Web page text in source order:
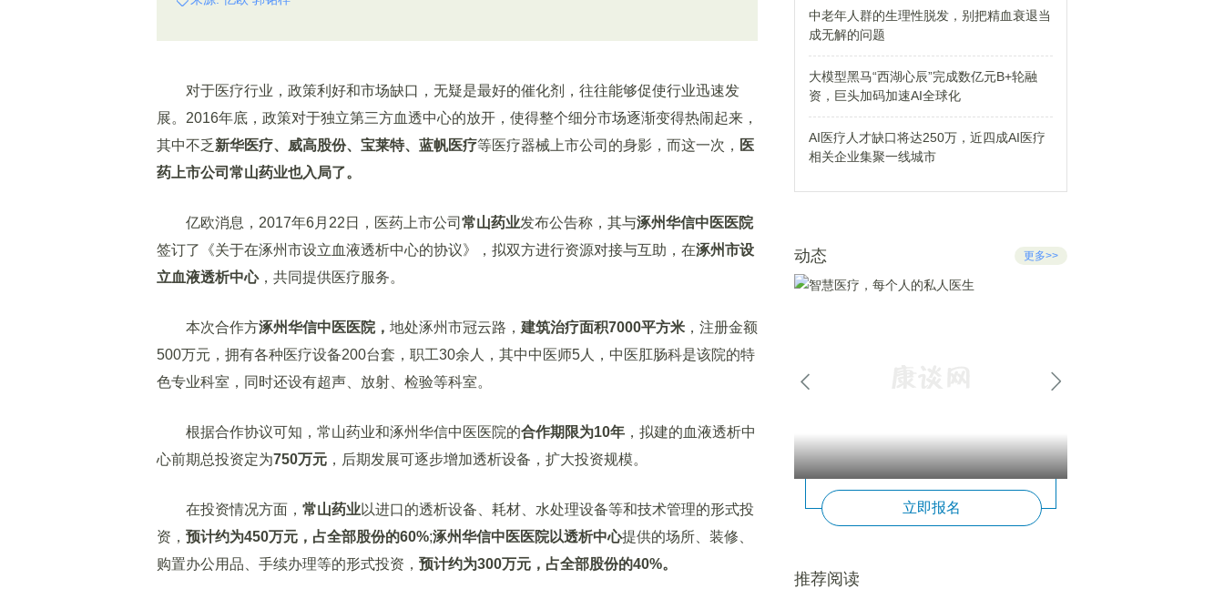
对于医疗行业，政策利好和市场缺口，无疑是最好的催化剂，往往能够促使行业迅速发
展。2016年底，政策对于独立第三方血透中心的放开，使得整个细分市场逐渐变得热闹起来，
其中不乏 新华医疗、威高股份、宝莱特、蓝帆医疗等医疗器械上市公司的身影，而这一次， 医
药上市公司常山药业也入局了。
亿欧消息，2017年6月22日，医药上市公司 常山药业发布公告称，其与涿州华信中医医院
签订了《关于在涿州市设立血液透析中心的协议》，拟双方进行资源对接与互助，在涿州市设
立血液透析中心，共同提供医疗服务。
本次合作方涿州华信中医医院， 地处涿州市冠云路， 建筑治疗面积7000平方米 ，注册金额
500万元，拥有各种医疗设备200台套，职工30余人，其中中医师5人，中医肛肠科是该院的特
色专业科室，同时还设有超声、放射、检验等科室。
根据合作协议可知，常山药业和涿州华信中医医院的合作期限为10年 ，拟建的血液透析中
心前期总投资定为750万元 ，后期发展可逐步增加透析设备，扩大投资规模。
在投资情况方面， 常山药业以进口的透析设备、耗材、水处理设备等和技术管理的形式投
资， 预计约为450万元，占全部股份的60%;涿州华信中医医院以透析中心提供的场所、装修、
购置办公用品、手续办理等的形式投资， 预计约为300万元，占全部股份的40%。
中老年人群的生理性脱发，别把精血衰退当
成无解的问题
大模型黑马“西湖心辰”完成数亿元B+轮融
资，巨头加码加速AI全球化
AI医疗人才缺口将达250万，近四成AI医疗
相关企业集聚一线城市
动态 更多>>
立即报名
推荐阅读